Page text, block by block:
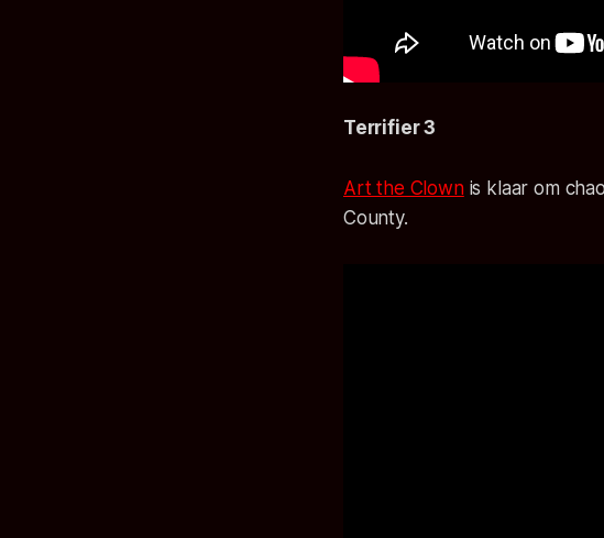
Terrifier 3
Art the Clownis klaar om
County.